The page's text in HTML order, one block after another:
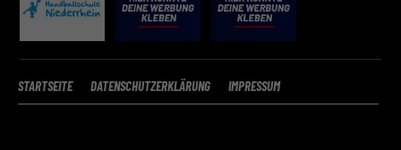
STARTSEITE DATENSCHUTZERKLÄRUNG IMPRESSUM